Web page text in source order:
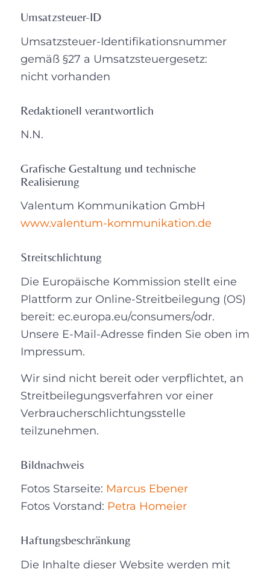
Umsatzsteuer-ID
Umsatzsteuer-Identifikationsnummer
gemäß §27 a Umsatzsteuergesetz:
nicht vorhanden
Redaktionell verantwortlich
N.N.
Grafische Gestaltung und technische
Realisierung
Valentum Kommunikation GmbH
www.valentum-kommunikation.de
Streitschlichtung
Die Europäische Kommission stellt eine
Plattform zur Online-Streitbeilegung (OS)
bereit: ec.europa.eu/consumers/odr.
Unsere E-Mail-Adresse finden Sie oben im
Impressum.
Wir sind nicht bereit oder verpflichtet, an
Streitbeilegungsverfahren vor einer
Verbraucherschlichtungsstelle
teilzunehmen.
Bildnachweis
Fotos Starseite: Marcus Ebener
Fotos Vorstand: Petra Homeier
Haftungsbeschränkung
Die Inhalte dieser Website werden mit